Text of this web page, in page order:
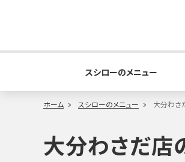
スシローのメニュー
ホーム スシローのメニュー 大分わさ
大分わさだ店